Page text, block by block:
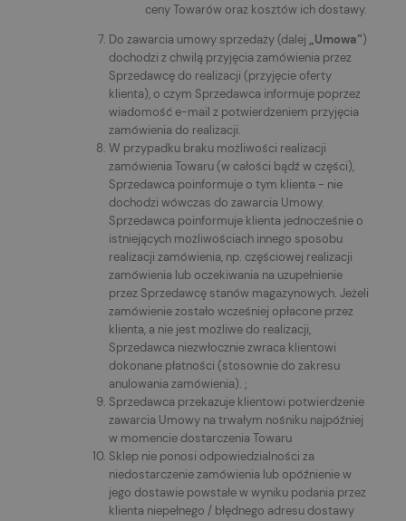
ceny Towarów oraz kosztów ich dostawy.
Do zawarcia umowy sprzedaży (dalej „Umowa”)
dochodzi z chwilą przyjęcia zamówienia przez
Sprzedawcę do realizacji (przyjęcie oferty
klienta), o czym Sprzedawca informuje poprzez
wiadomość e-mail z potwierdzeniem przyjęcia
zamówienia do realizacji.
W przypadku braku możliwości realizacji
zamówienia Towaru (w całości bądź w części),
Sprzedawca poinformuje o tym klienta - nie
dochodzi wówczas do zawarcia Umowy.
Sprzedawca poinformuje klienta jednocześnie o
istniejących możliwościach innego sposobu
realizacji zamówienia, np. częściowej realizacji
zamówienia lub oczekiwania na uzupełnienie
przez Sprzedawcę stanów magazynowych. Jeżeli
zamówienie zostało wcześniej opłacone przez
klienta, a nie jest możliwe do realizacji,
Sprzedawca niezwłocznie zwraca klientowi
dokonane płatności (stosownie do zakresu
anulowania zamówienia). ;
Sprzedawca przekazuje klientowi potwierdzenie
zawarcia Umowy na trwałym nośniku najpóźniej
w momencie dostarczenia Towaru
Sklep nie ponosi odpowiedzialności za
niedostarczenie zamówienia lub opóźnienie w
jego dostawie powstałe w wyniku podania przez
klienta niepełnego / błędnego adresu dostawy